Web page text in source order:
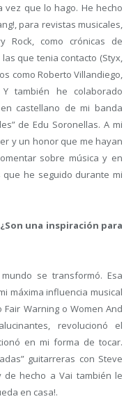
vez que lo hago. He hecho
para revistas musicales,
Rock, como crónicas de
que tenia contacto (Styx,
como Roberto Villandiego,
también he colaborado
castellano de mi banda
de Edu Soronellas. A mi
y un honor que me hayan
sobre música y en
he seguido durante mi
una inspiración para
se transformó. Esa
máxima influencia musical
Warning o Women And
revolucionó el
en mi forma de tocar.
guitarreras con Steve
hecho a Vai también le
en casa!.